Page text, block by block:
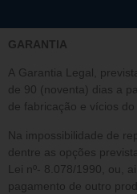
GARANTIA
A Garantia Legal,
de 90 (noventa) dias a
de fabricação e vícios do
Na impossibilidade de
dentre as opções
Lei nº- 8.078/1990, ou,
pagamento de outro